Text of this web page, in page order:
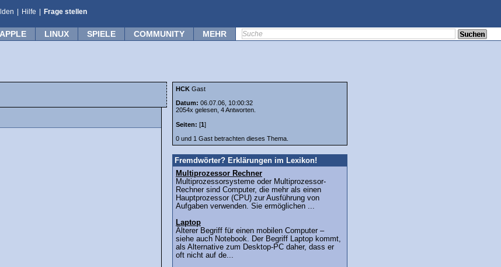
Hilfe Frage stellen
APPLE LINUX SPIELE COMMUNITY MEHR
HCK Gast
Datum: 06.07.06, 10:00:32
2054x gelesen, 4 Antworten.
Seiten: [1]
0 und 1 Gast betrachten dieses Thema.
Fremdwörter? Erklärungen im Lexikon!
Multiprozessor Rechner
Multiprozessorsysteme oder Multiprozessor-
Rechner sind Computer, die mehr als einen
Hauptprozessor (CPU) zur Ausführung von
Aufgaben verwenden. Sie ermöglichen ...
Laptop
Älterer Begriff für einen mobilen Computer –
siehe auch Notebook. Der Begriff Laptop kommt,
als Alternative zum Desktop-PC daher, dass er
oft nicht auf de...